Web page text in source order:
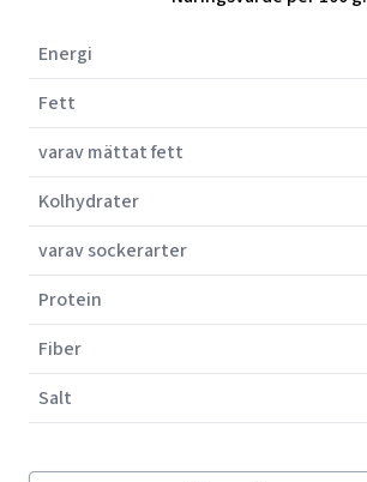
Energi
Fett
varav mättat fett
Kolhydrater
varav sockerarter
Protein
Fiber
Salt